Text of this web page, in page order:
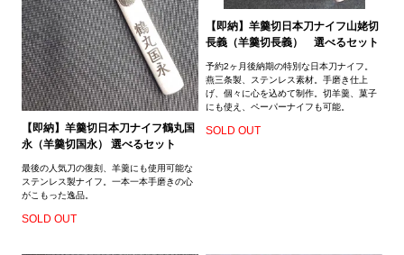
【即納】羊羹切日本刀ナイフ鶴丸国
永（羊羹切国永） 選べるセット
最後の人気刀の復刻、羊羹にも使用可能な
ステンレス製ナイフ。一本一本手磨きの心
がこもった逸品。
SOLD OUT
【即納】羊羹切日本刀ナイフ山姥切
長義（羊羹切長義） 選べるセット
予約2ヶ月後納期の特別な日本刀ナイフ。
燕三条製、ステンレス素材。手磨き仕上
げ、個々に心を込めて制作。切羊羹、菓子
にも使え、ペーパーナイフも可能。
SOLD OUT